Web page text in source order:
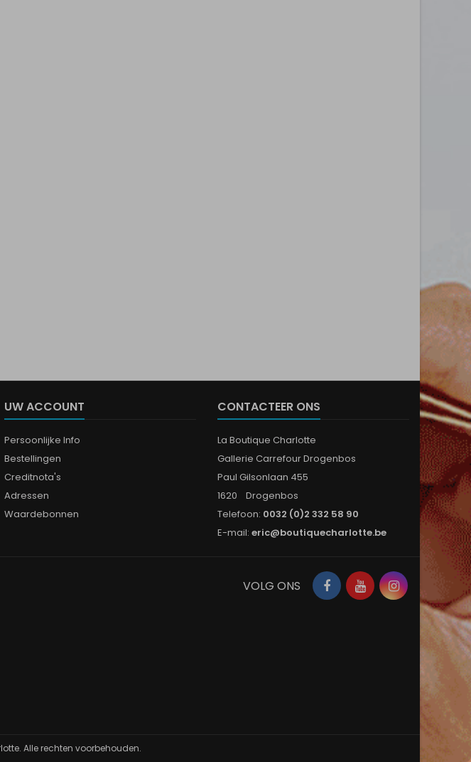
UW ACCOUNT
Persoonlijke Info
Bestellingen
Creditnota's
Adressen
Waardebonnen
CONTACTEER ONS
La Boutique Charlotte
Gallerie Carrefour Drogenbos
Paul Gilsonlaan 455
1620 Drogenbos
Telefoon: 0032 (0)2 332 58 90
E-mail: eric@boutiquecharlotte.be
Facebook
YouTubeInstagram
VOLG ONS
Alle rechten voorbehouden.